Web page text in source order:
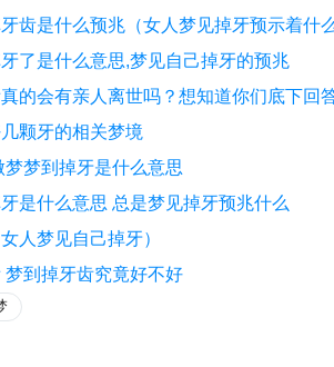
齿是什么预兆（女人梦见掉牙预示着什么
了是什么意思,梦见自己掉牙的预兆
的会有亲人离世吗？想知道你们底下回
颗牙的相关梦境
梦梦到掉牙是什么意思
是什么意思 总是梦见掉牙预兆什么
人梦见自己掉牙）
梦到掉牙齿究竟好不好